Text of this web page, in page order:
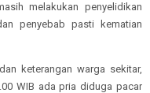
melakukan penyelidikan
penyebab pasti kematian
keterangan warga sekitar,
WIB ada pria diduga pacar